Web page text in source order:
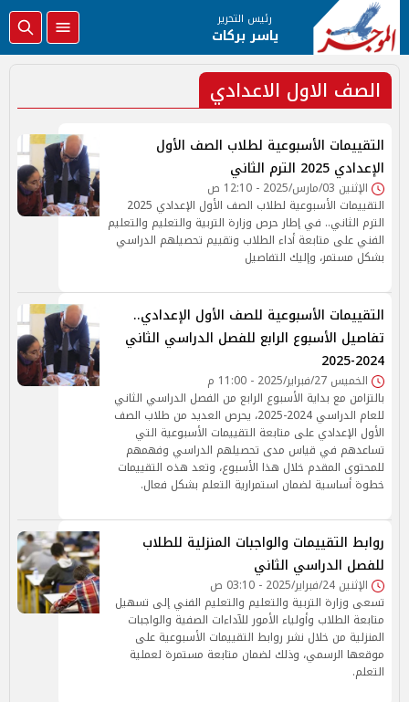
رئيس التحرير
ياسر بركات
الصف الاول الاعدادي
التقييمات الأسبوعية لطلاب الصف الأول
الإعدادي 2025 الترم الثاني
الإثنين 03/مارس/2025 - 12:10 ص
التقييمات الأسبوعية لطلاب الصف الأول الإعدادي 2025
الترم الثاني.. في إطار حرص وزارة التربية والتعليم والتعليم
الفني على متابعة أداء الطلاب وتقييم تحصيلهم الدراسي
بشكل مستمر، وإليك التفاصيل
التقييمات الأسبوعية للصف الأول الإعدادي..
تفاصيل الأسبوع الرابع للفصل الدراسي الثاني
2024-2025
الخميس 27/فبراير/2025 - 11:00 م
بالتزامن مع بداية الأسبوع الرابع من الفصل الدراسي الثاني
للعام الدراسي 2024-2025، يحرص العديد من طلاب الصف
الأول الإعدادي على متابعة التقييمات الأسبوعية التي
تساعدهم في قياس مدى تحصيلهم الدراسي وفهمهم
للمحتوى المقدم خلال هذا الأسبوع، وتعد هذه التقييمات
خطوة أساسية لضمان استمرارية التعلم بشكل فعال.
روابط التقييمات والواجبات المنزلية للطلاب
للفصل الدراسي الثاني
الإثنين 24/فبراير/2025 - 03:10 ص
تسعى وزارة التربية والتعليم والتعليم الفني إلى تسهيل
متابعة الطلاب وأولياء الأمور للآداءات الصفية والواجبات
المنزلية من خلال نشر روابط التقييمات الأسبوعية على
موقعها الرسمي، وذلك لضمان متابعة مستمرة لعملية
التعلم.